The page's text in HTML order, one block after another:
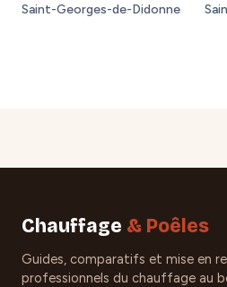
Saint-Georges-de-Didonne
Chauffage & Poêles
Guides, comparatifs et mise en
professionnels du chauffage au